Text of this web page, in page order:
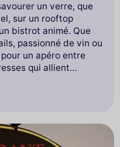
un verre, que
sur un rooftop
bistrot animé. Que
passionné de vin ou
un apéro entre
qui allient
l’art de
des expériences plus
toutes les